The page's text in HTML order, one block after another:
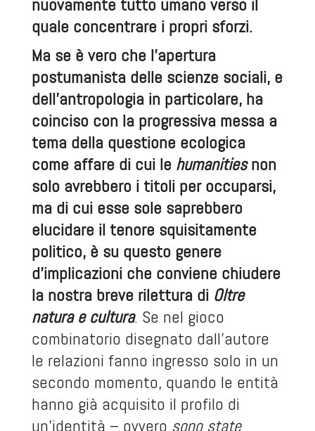
nuovamente tutto umano verso il
quale concentrare i propri sforzi.
Ma se è vero che l’apertura
postumanista delle scienze sociali, e
dell’antropologia in particolare, ha
coinciso con la progressiva messa a
tema della questione ecologica
come affare di cui le humanitiesnon
solo avrebbero i titoli per occuparsi,
ma di cui esse sole saprebbero
elucidare il tenore squisitamente
politico, è su questo genere
d’implicazioni che conviene chiudere
la nostra breve rilettura di Oltre
natura e cultura. Se nel gioco
combinatorio disegnato dall’autore
le relazioni fanno ingresso solo in un
secondo momento, quando le entità
hanno già acquisito il profilo di
un’identità – ovvero sono state